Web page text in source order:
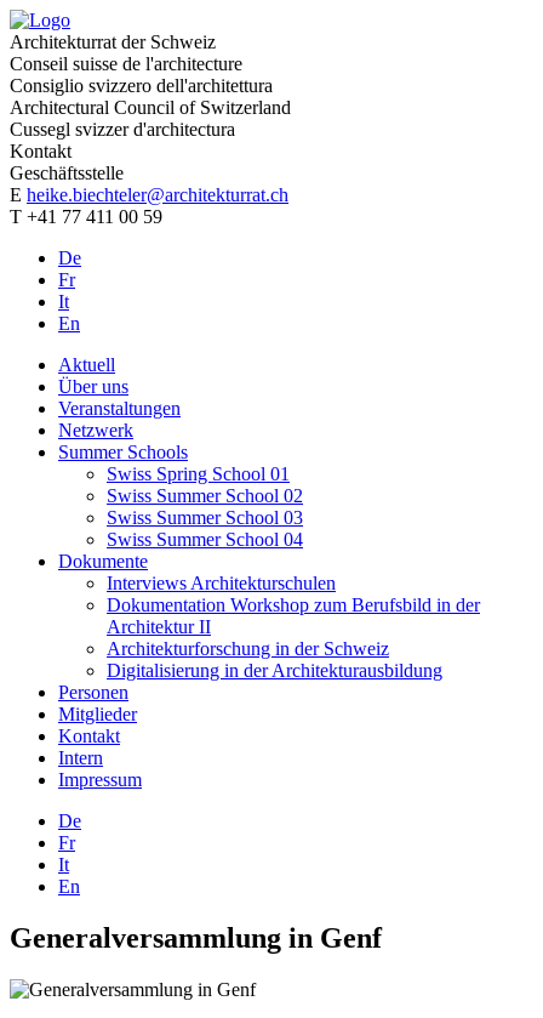
Architekturrat der Schweiz
Conseil suisse de l'architecture
Consiglio svizzero dell'architettura
Architectural Council of Switzerland
Cussegl svizzer d'architectura
Kontakt
Geschäftsstelle
E heike.biechteler@architekturrat.ch
T +41 77 411 00 59
De
Fr
It
En
Aktuell
Über uns
Veranstaltungen
Netzwerk
Summer Schools
Swiss Spring School 01
Swiss Summer School 02
Swiss Summer School 03
Swiss Summer School 04
Dokumente
Interviews Architekturschulen
Dokumentation Workshop zum Berufsbild in der
Architektur II
Architekturforschung in der Schweiz
Digitalisierung in der Architekturausbildung
Personen
Mitglieder
Kontakt
Intern
Impressum
De
Fr
It
En
Generalversammlung in Genf